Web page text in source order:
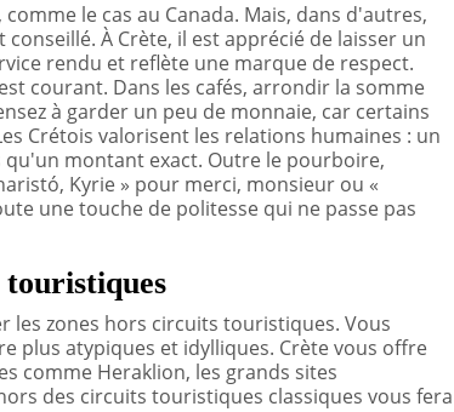
le cas au Canada. Mais, dans d'autres,
À Crète, il est apprécié de laisser un
rendu et reflète une marque de respect.
courant. Dans les cafés, arrondir la somme
à garder un peu de monnaie, car certains
Crétois valorisent les relations humaines : un
montant exact. Outre le pourboire,
Kyrie » pour merci, monsieur ou «
une touche de politesse qui ne passe pas
touristiques
les zones hors circuits touristiques. Vous
plus atypiques et idylliques. Crète vous offre
comme Heraklion, les grands sites
des circuits touristiques classiques vous fera